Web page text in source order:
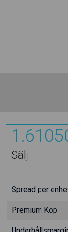
Sälj
Spread per
Premium Köp